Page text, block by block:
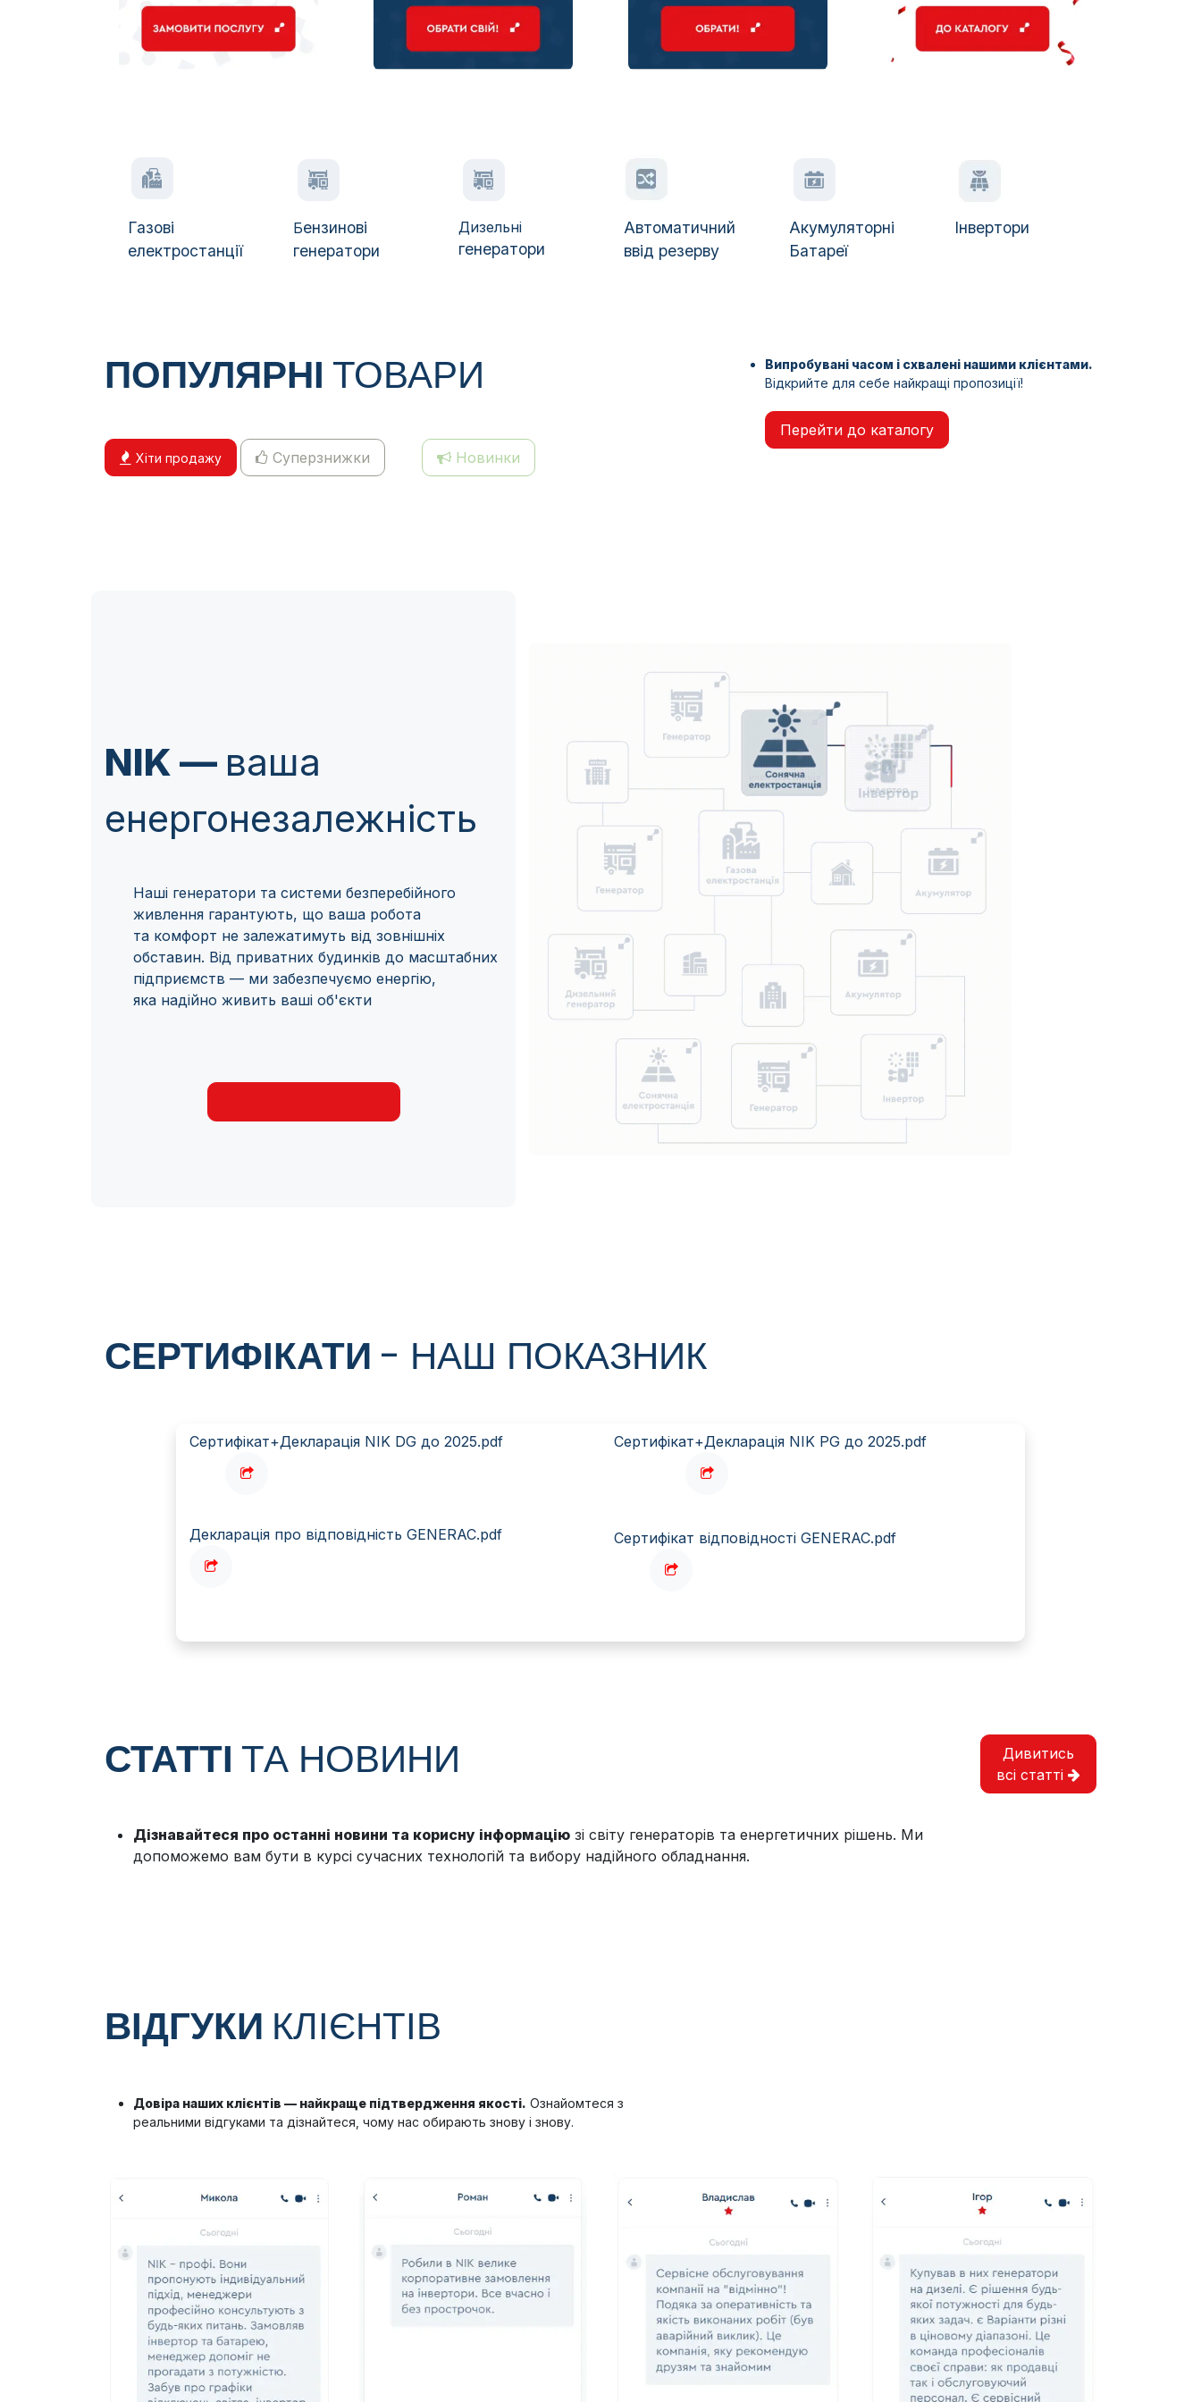
Газові
електростанції
Бензинові
генератори
Інвертори
Акумуляторні
Батареї
Автоматичний
ввід резерву
Дизельні
генератори
ПОПУЛЯРНІ ТОВАРИ
Хіти продажу Суперзнижки Новинки
Випробувані часом і схвалені нашими клієнтами.
Відкрийте для себе найкращі пропозиції!
Перейти до каталогу
NIK — ваша
енергонезалежність
Наші генератори та системи безперебійного
живлення гарантують, що ваша робота
та комфорт не залежатимуть від зовнішніх
обставин. Від приватних будинків до масштабних
підприємств — ми забезпечуємо енергію,
яка надійно живить ваші об'єкти
СЕРТИФІКАТИ - НАШ ПОКАЗНИК
Сертифікат+Декларація NIK DG до 2025.pdf Сертифікат+Декларація NIK PG до 2025.pdf
Декларація про відповідність GENERAC.pdf Сертифікат відповідності GENERAC.pdf
СТАТТІ ТА НОВИНИ
Дізнавайтеся про останні новини та корисну інформацію зі світу генераторів та енергетичних рішень. Ми
допоможемо вам бути в курсі сучасних технологій та вибору надійного обладнання.
Дивитись
всі статті
ВІДГУКИ КЛІЄНТІВ
Довіра наших клієнтів — найкраще підтвердження якості. Ознайомтеся з
реальними відгуками та дізнайтеся, чому нас обирають знову і знову.